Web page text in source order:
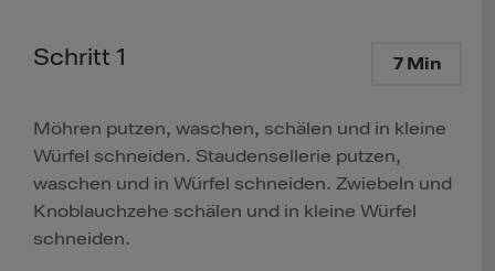
Schritt 1 7 Min
Möhren putzen, waschen, schälen und in kleine
Würfel schneiden. Staudensellerie putzen,
waschen und in Würfel schneiden. Zwiebeln und
Knoblauchzehe schälen und in kleine Würfel
schneiden.